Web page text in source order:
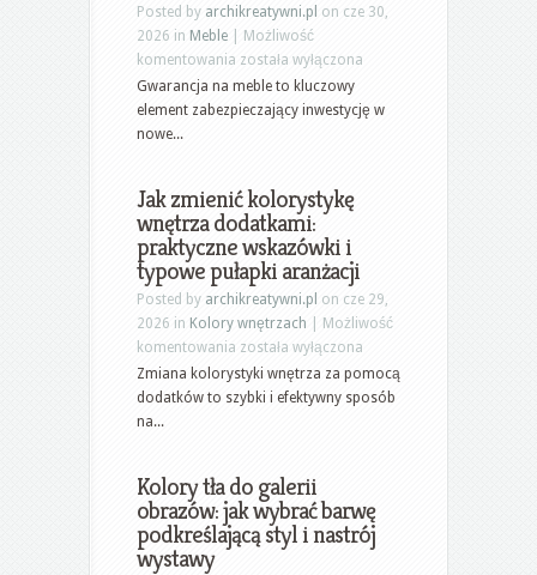
dobrze
wykorzystać
przestrzeń
Posted by archikreatywni.pl on cze 30,
2026 in Meble
Możliwość
komentowania Gwarancja
na
meble:
przysługuje
i
jak
uniknąć
utraty
ochrony
gwarancyjnej
została wyłączona
Gwarancja na meble to kluczowy
element zabezpieczający inwestycję w
nowe...
Jak zmienić kolorystykę
wnętrza dodatkami:
praktyczne wskazówki i
typowe pułapki aranżacji
Posted by archikreatywni.pl on cze 29,
2026 in Kolory wnętrzach
Możliwość
komentowania Jak
zmienić
kolorystykę
wskazówki
i
typowe
została wyłączona
Zmiana kolorystyki wnętrza za pomocą
dodatków to szybki i efektywny sposób
na...
Kolory tła do galerii
obrazów: jak wybrać barwę
podkreślającą styl i nastrój
wystawy